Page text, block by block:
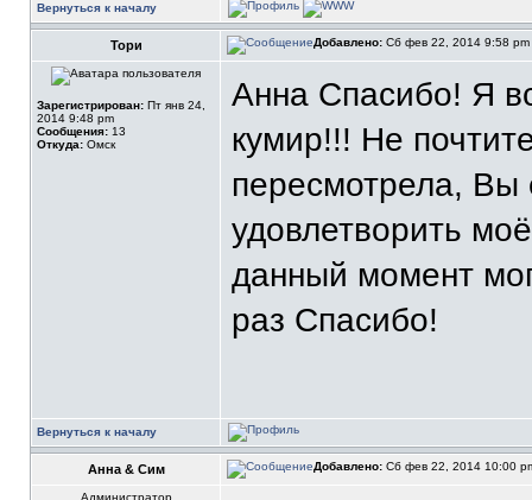
Вернуться к началу
Тори Добавлено: Сб фев 22, 2014 9:58 pm
Зарегистрирован: Пт янв 24,
2014 9:48 pm
Сообщения: 13
Откуда: Омск
Анна Спасибо! Я
кумир!!! Не
пересмотрела, Вы
удовлетворить
данный момент
раз Спасибо!
Вернуться к началу
Анна & Сим Добавлено: Сб фев 22, 2014 10:00
Администратор